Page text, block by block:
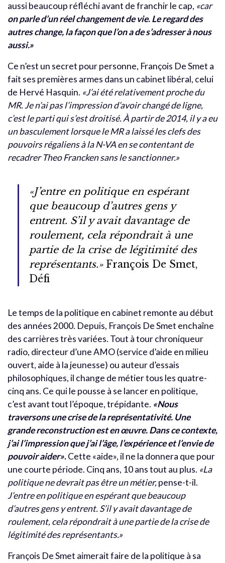
aussi beaucoup réfléchi avant de franchir le cap, «car
on parle d’un réel changement de vie.Le regard des
autres change, la façon que l’on a de s’adresser à nous
aussi.»
Ce n’est un secret pour personne, François De Smet a
fait ses premières armes dans un cabinet libéral, celui
de Hervé Hasquin. «J’ai été relativement proche du
MR. Je n’ai pas l’impression d’avoir changé de ligne,
c’est le parti qui s’est droitisé. À partir de 2014, il y a eu
un basculement lorsque le MR a laissé les clefs des
pouvoirs régaliens à la N-VA en se contentant de
recadrer Theo Francken sans le sanctionner.»
«J’entre en politique en espérant
que beaucoup d’autres gens y
entrent. S’il y avait davantage de
roulement, cela répondrait à une
partie de la crise de légitimité des
représentants.»François De Smet,
Défi
Le temps de la politique en cabinet remonte au début
des années 2000. Depuis, François De Smet enchaîne
des carrières très variées. Tout à tour chroniqueur
radio, directeur d’une AMO (service d’aide en milieu
ouvert, aide à la jeunesse) ou auteur d’essais
philosophiques, il change de métier tous les quatre-
cinq ans. Ce qui le pousse à se lancer en politique,
c’est avant tout l’époque, trépidante. «Nous
traversons une crise de la représentativité. Une
grande reconstruction est en œuvre. Dans ce contexte,
j’ai l’impression que j’ai l’âge, l’expérience et l’envie de
pouvoir aider».Cette «aide», il ne la donnera que pour
une courte période. Cinq ans, 10 ans tout au plus. «La
politique ne devrait pas être un métier,pense-t-il.
J’entre en politique en espérant que beaucoup
d’autres gens y entrent. S’il y avait davantage de
roulement, cela répondrait à une partie de la crise de
légitimité des représentants.»
François De Smet aimerait faire de la politique à sa